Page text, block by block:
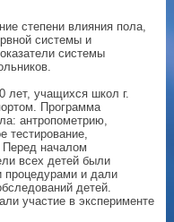
степени влияния пола,
системы и
системы
лет, учащихся школ г.
Программа
антропометрию,
тестирование,
Перед началом
всех детей были
процедурами и дали
детей.
участие в эксперименте